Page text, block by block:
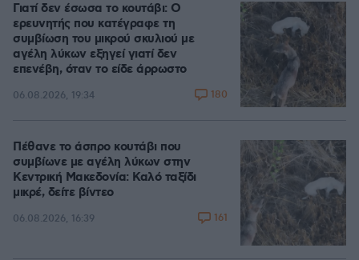
Γιατί δεν έσωσα το κουτάβι: Ο
ερευνητής που κατέγραφε τη
συμβίωση του μικρού σκυλιού με
αγέλη λύκων εξηγεί γιατί δεν
επενέβη, όταν το είδε άρρωστο
06.08.2026, 19:34 180
Πέθανε το άσπρο κουτάβι που
συμβίωνε με αγέλη λύκων στην
Κεντρική Μακεδονία: Καλό ταξίδι
μικρέ, δείτε βίντεο
06.08.2026, 16:39 161